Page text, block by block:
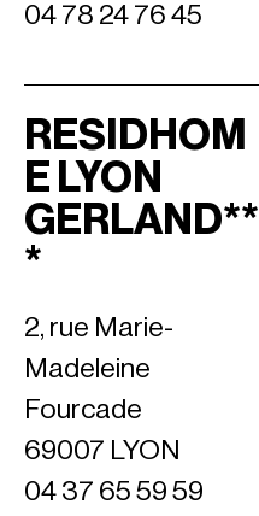
04 78 24 76 45
RESIDHOM
E LYON
GERLAND**
*
2, rue Marie-
Madeleine
Fourcade
69007 LYON
04 37 65 59 59